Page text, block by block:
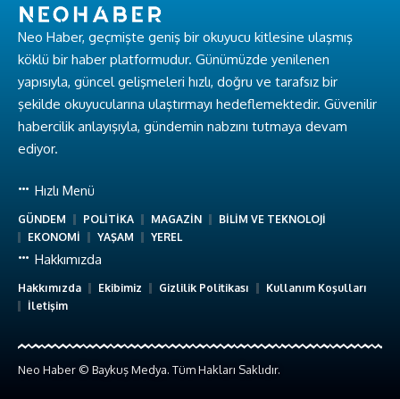
Neo Haber, geçmişte geniş bir okuyucu kitlesine ulaşmış
köklü bir haber platformudur. Günümüzde yenilenen
yapısıyla, güncel gelişmeleri hızlı, doğru ve tarafsız bir
şekilde okuyucularına ulaştırmayı hedeflemektedir. Güvenilir
habercilik anlayışıyla, gündemin nabzını tutmaya devam
ediyor.
Hızlı Menü
GÜNDEM POLİTİKA MAGAZİN
BİLİM VE TEKNOLOJİ
EKONOMİ
YAŞAM YEREL
Hakkımızda
Hakkımızda Ekibimiz Gizlilik Politikası
Kullanım Koşulları
İletişim
Neo Haber © Baykuş Medya. Tüm Hakları Saklıdır.